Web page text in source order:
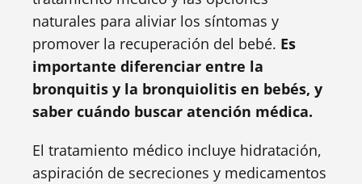
naturales para aliviar los síntomas y
promover la recuperación del bebé. Es
importante diferenciar entre la
bronquitis y la bronquiolitis en bebés, y
saber cuándo buscar atención médica.
El tratamiento médico incluye hidratación,
aspiración de secreciones y medicamentos